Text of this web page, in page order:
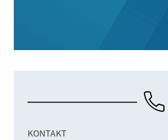
KONTAKT